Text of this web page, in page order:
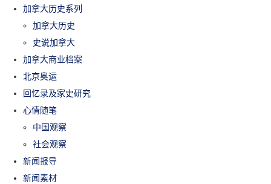
加拿大历史系列
加拿大历史
史说加拿大
加拿大商业档案
北京奥运
回忆录及家史研究
心情随笔
中国观察
社会观察
新闻报导
新闻素材